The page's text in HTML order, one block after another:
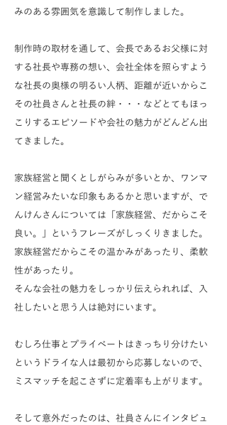
みのある雰囲気を意識して制作しました。
制作時の取材を通して、会長であるお父様に対
する社長や専務の想い、会社全体を照らすよう
な社長の奥様の明るい人柄、距離が近いからこ
その社員さんと社長の絆・・・などとてもほっ
こりするエピソードや会社の魅力がどんどん出
てきました。
家族経営と聞くとしがらみが多いとか、ワンマ
ン経営みたいな印象もあるかと思いますが、で
んけんさんについては「家族経営、だからこそ
良い。」というフレーズがしっくりきました。
家族経営だからこその温かみがあったり、柔軟
性があったり。
そんな会社の魅力をしっかり伝えられれば、入
社したいと思う人は絶対にいます。
むしろ仕事とプライベートはきっちり分けたい
というドライな人は最初から応募しないので、
ミスマッチを起こさずに定着率も上がります。
そして意外だったのは、社員さんにインタビュ